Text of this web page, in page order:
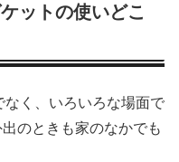
ットの使いどこ
なく、いろいろな場面で
のときも家のなかでも